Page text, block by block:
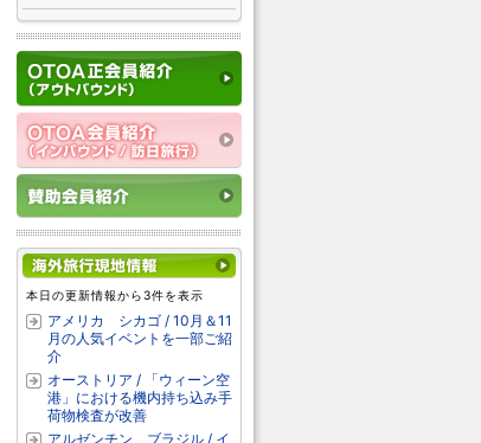
本日の更新情報から3件を表示
アメリカ シカゴ / 10月＆11
月の人気イベントを一部ご紹
介
オーストリア / 「ウィーン空
港」における機内持ち込み手
荷物検査が改善
アルゼンチン、ブラジル / イ